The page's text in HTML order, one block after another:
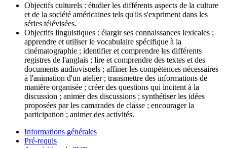
Objectifs culturels : étudier les différents aspects de la culture
et de la société américaines tels qu'ils s'expriment dans les
séries télévisées.
Objectifs linguistiques : élargir ses connaissances lexicales ;
apprendre et utiliser le vocabulaire spécifique à la
cinématographie ; identifier et comprendre les différents
registres de l'anglais ; lire et comprendre des textes et des
documents audiovisuels ; affiner les compétences nécessaires
à l'animation d'un atelier ; transmettre des informations de
manière organisée ; créer des questions qui incitent à la
discussion ; animer des discussions ; synthétiser les idées
proposées par les camarades de classe ; encourager la
participation ; animer des activités.
Informations générales
Pré-requis